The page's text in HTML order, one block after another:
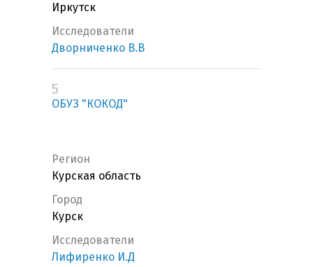
Иркутск
Исследователи
Дворниченко В.В
5
ОБУЗ "КОКОД"
Регион
Курская область
Город
Курск
Исследователи
Лифиренко И.Д